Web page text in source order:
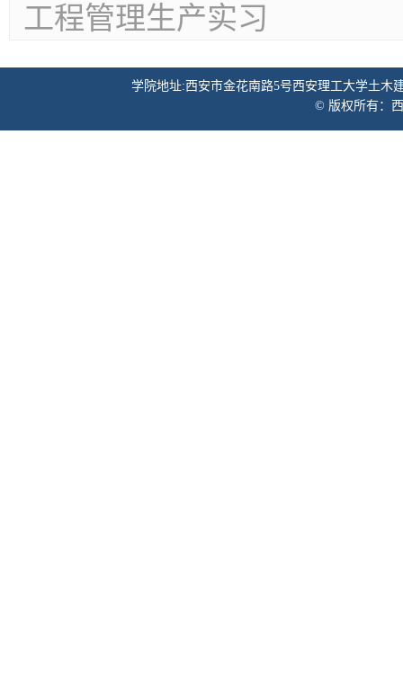
工程管理生产实习
学院地址:西安市金花南路5号西安理工大学土木
© 版权所有：